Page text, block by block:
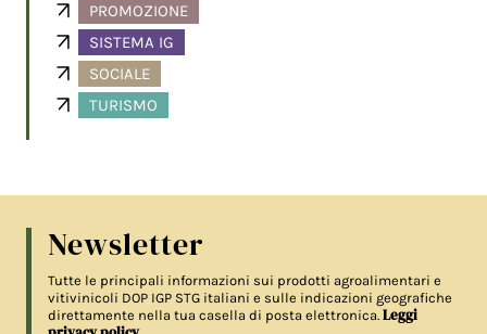
PROMOZIONE
SISTEMA IG
SOCIALE
TURISMO
Newsletter
Tutte le principali informazioni sui prodotti agroalimentari e
vitivinicoli DOP IGP STG italiani e sulle indicazioni geografiche
direttamente nella tua casella di posta elettronica.Leggi